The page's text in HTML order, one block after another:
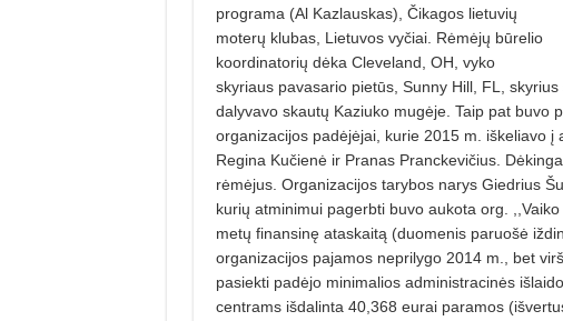
programa (Al Kazlauskas), Čikagos lietuvių
moterų klubas, Lietuvos vyčiai. Rėmėjų būrelio
koordinatorių dėka Cleveland, OH, vyko
skyriaus pavasario pietūs, Sunny Hill, FL,
dalyvavo skautų Kaziuko mugėje. Taip pat buvo
organizacijos padėjėjai, kurie 2015 m. iškeliavo
Regina Kučienė ir Pranas Pranckevičius.
rėmėjus. Organizacijos tarybos narys Giedrius
kurių atminimui pagerbti buvo aukota org.
metų finansinę ataskaitą (duomenis paruošė
organizacijos pajamos neprilygo 2014 m., bet
pasiekti padėjo minimalios administracinės
centrams išdalinta 40,368 eurai paramos